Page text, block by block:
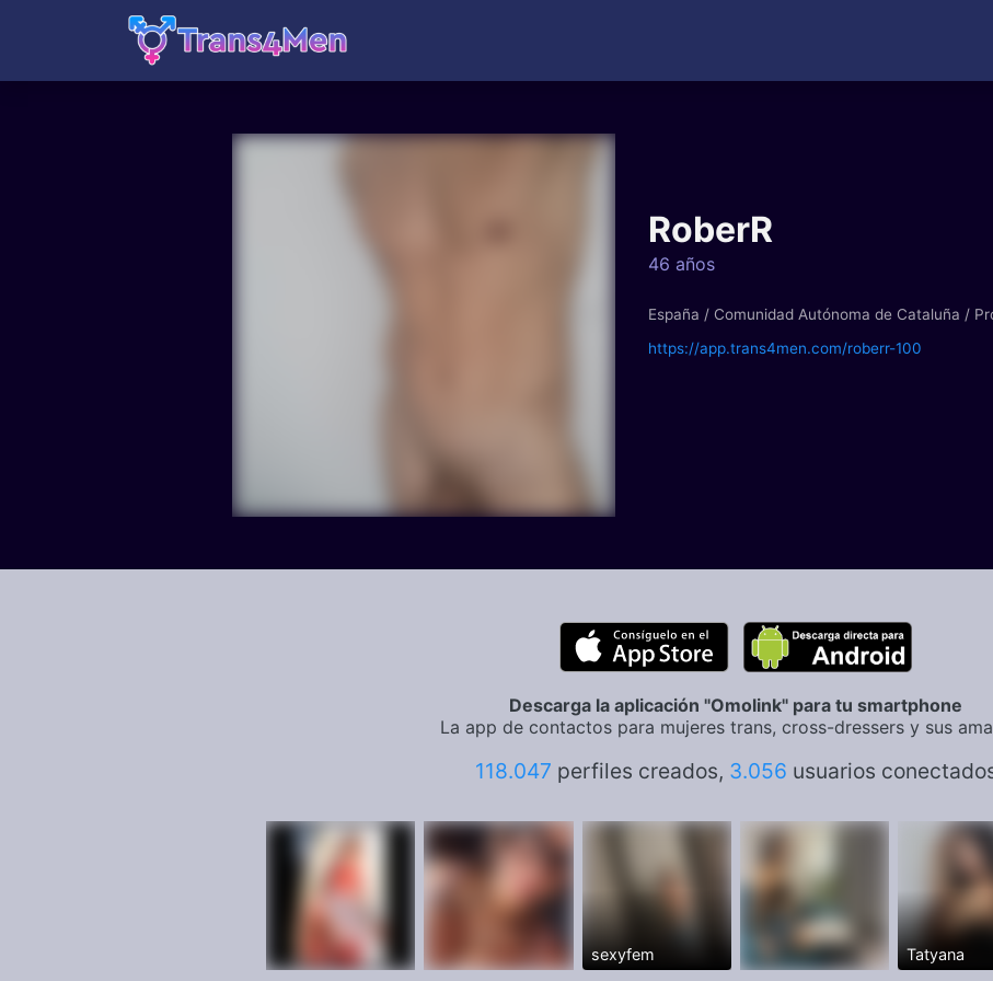
RoberR
46 años
España / Comunidad Autónoma de Cataluña /
https://app.trans4men.com/roberr-100
Descarga la aplicación "Omolink" para tu smartphone
La app de contactos para mujeres trans, cross-dressers y sus
118.047 perfiles creados, 3.056 usuarios
sexyfem Tatyana